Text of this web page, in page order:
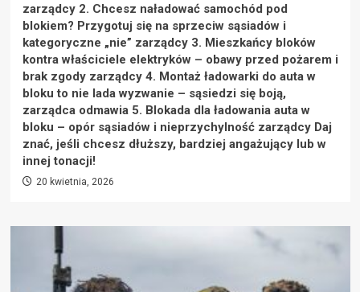
zarządcy 2. Chcesz naładować samochód pod
blokiem? Przygotuj się na sprzeciw sąsiadów i
kategoryczne „nie” zarządcy 3. Mieszkańcy bloków
kontra właściciele elektryków – obawy przed pożarem i
brak zgody zarządcy 4. Montaż ładowarki do auta w
bloku to nie lada wyzwanie – sąsiedzi się boją,
zarządca odmawia 5. Blokada dla ładowania auta w
bloku – opór sąsiadów i nieprzychylność zarządcy Daj
znać, jeśli chcesz dłuższy, bardziej angażujący lub w
innej tonacji!
20 kwietnia, 2026